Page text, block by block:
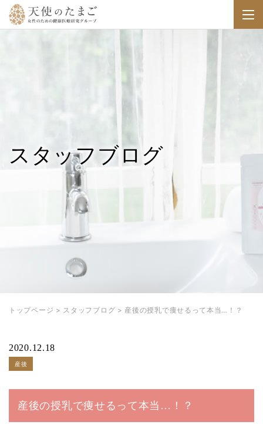
スタッフブログ
トップページ > スタッフブログ > 産後の授乳で痩せるって本当…！？
2020.12.18
産後
産後の授乳で痩せるって本当…！？